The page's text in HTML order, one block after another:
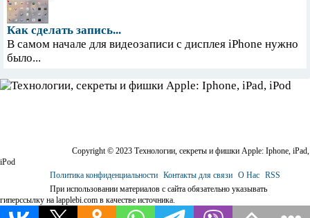
Как сделать запись...
В самом начале для видеозаписи с дисплея iPhone нужно
было...
Copyright © 2023 Технологии, секреты и фишки Apple: Iphone, iPad,
iPod
Политика конфиденциальности Контакты для связи О Нас RSS
При использовании материалов с сайта обязательно указывать
гиперссылку на lapplebi.com в качестве источника.